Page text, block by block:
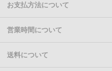
お支払方法について
営業時間について
送料について